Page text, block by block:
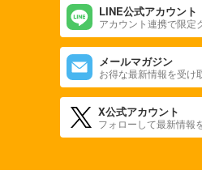
LINE公式アカウント
アカウント連携で限定
メールマガジン
お得な最新情報を受け
X公式アカウント
フォローして最新情報